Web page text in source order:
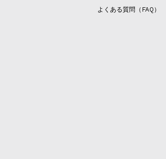
よくある質問（FAQ）